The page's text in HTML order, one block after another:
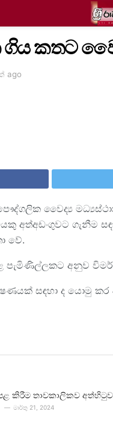
කතට
ago
වෛද්‍ය
අත්අඩංගුවට ගැනීම
වේ.
පැමිණිල්ලකට අනුව
සඳහා ද යොමු
කිරීම තාවකාලිකව
මාර්තු 21, 2024